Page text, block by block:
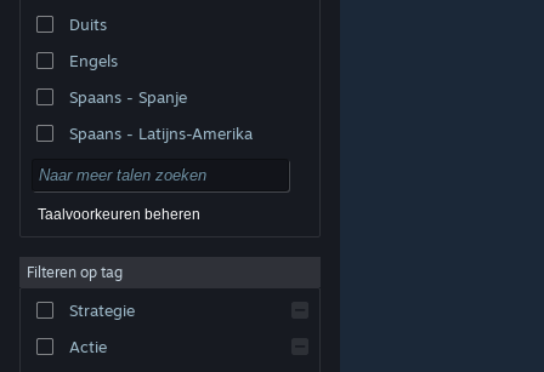
© Valve Corporation. Alle rechten voorbehouden. Alle
handelsmerken zijn eigendom van hun respectieve
Privacybeleid|Juridische informatie
Toegankelijkheid
|
Terugbetalingen
Duits
Engels
Spaans - Spanje
Spaans - Latijns-Amerika
Taalvoorkeuren beheren
Filteren op tag
Strategie
Actie